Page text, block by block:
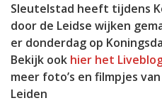
Sleutelstad heeft tijdens
door de Leidse wijken
er donderdag op
Bekijk ook hier het
meer foto’s en filmpjes
Leiden